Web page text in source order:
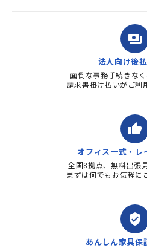
payments
法人向け後
面倒な事務手続きな
請求書掛け払いがご利
thumb_up
オフィス一式・レ
全国8拠点、無料出張
まずは何でもお気軽に
verified_user
あんしん家具保